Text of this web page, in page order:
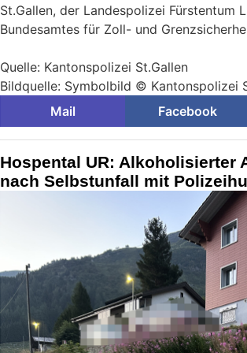
St.Gallen, der Landespolizei Fürstentum
Bundesamtes für Zoll- und
Quelle: Kantonspolizei St.Gallen
Bildquelle: Symbolbild © Kantonspolizei
Mail
Facebook
Hospental UR: Alkoholisierter
nach Selbstunfall mit